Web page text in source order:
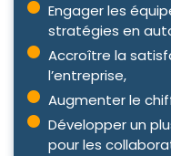
Engager les
stratégies en
Accroître la
l’entreprise,
Augmenter le
Développer un
pour les